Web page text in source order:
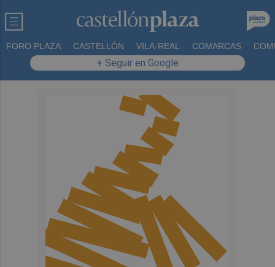
FORO PLAZA CASTELLÓN VILA-REAL COMARCAS
+ Seguir en Google